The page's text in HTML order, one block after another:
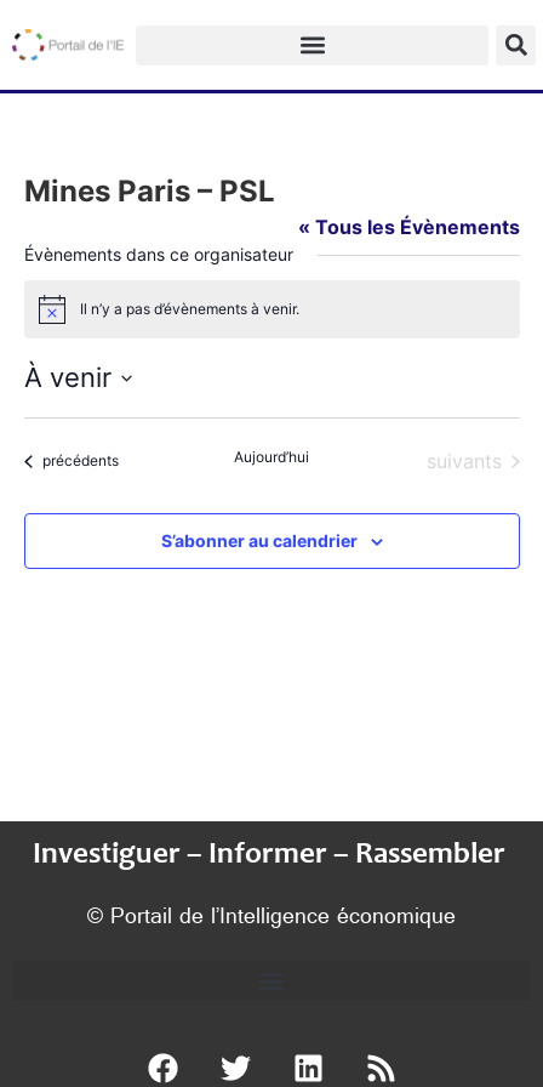
Mines Paris – PSL
« Tous les Évènements
Évènements dans ce organisateur
NoticeIl n’y a pas d’évènements à venir.
À venir
une
Évènements
précédents Aujourd’hui Évènements
suivants
S’abonner au calendrier
Investiguer – Informer – Rassembler
© Portail de l’Intelligence économique